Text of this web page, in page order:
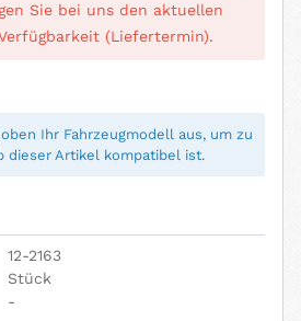
Sie bei uns den aktuellen
(Liefertermin).
Ihr Fahrzeugmodell aus, um zu
dieser Artikel kompatibel ist.
12-2163
Stück
-